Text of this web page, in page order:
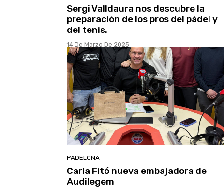
Sergi Valldaura nos descubre la
preparación de los pros del pádel y
del tenis.
14 De Marzo De 2025
PADELONA
Carla Fitó nueva embajadora de
Audilegem